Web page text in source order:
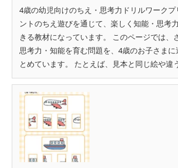
4歳の幼児向けのちえ・思考力ドリルワークプ
ントのちえ遊びを通じて、楽しく知能・思考
きる教材になっています。 このページでは、
思考力・知能を育む問題を、4歳のお子さまに
とめています。 たとえば、見本と同じ絵や違